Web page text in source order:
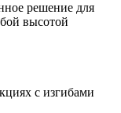
решение для
высотой
с изгибами